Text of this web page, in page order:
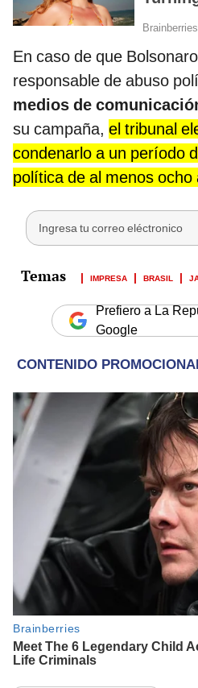
En caso de que
responsable de abuso
medios de
su campaña, el tribunal
condenarlo a un período
política de al menos ocho
IMPRESA BRASIL
Prefiero a La
Google